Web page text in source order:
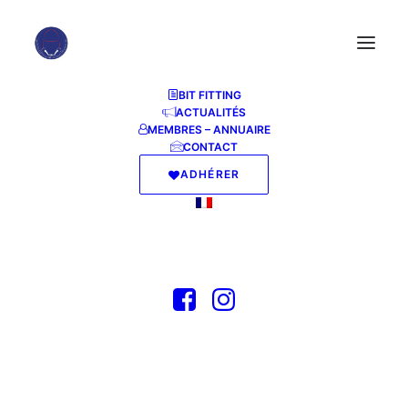
BIT FITTING
ACTUALITÉS
MEMBRES – ANNUAIRE
CONTACT
ADHÉRER